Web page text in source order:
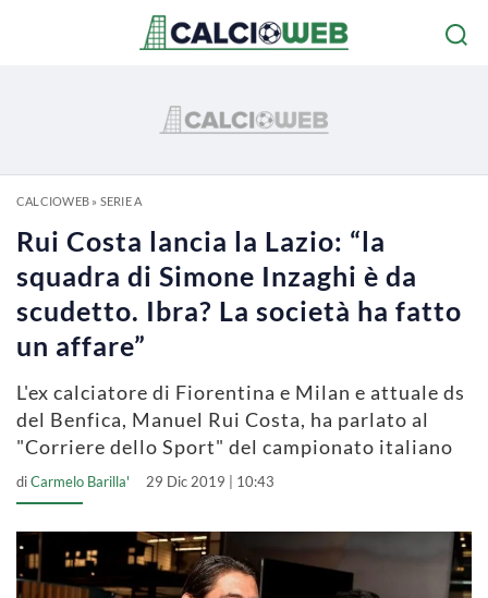
CALCIOWEB» SERIE A
Rui Costa lancia la Lazio: “la
squadra di Simone Inzaghi è da
scudetto. Ibra? La società ha fatto
un affare”
L'ex calciatore di Fiorentina e Milan e attuale ds
del Benfica, Manuel Rui Costa, ha parlato al
"Corriere dello Sport" del campionato italiano
diCarmelo Barilla' 29 Dic 2019 | 10:43